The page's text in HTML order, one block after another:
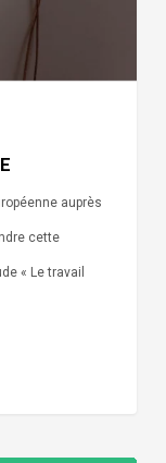
auprès
cette
« Le travail